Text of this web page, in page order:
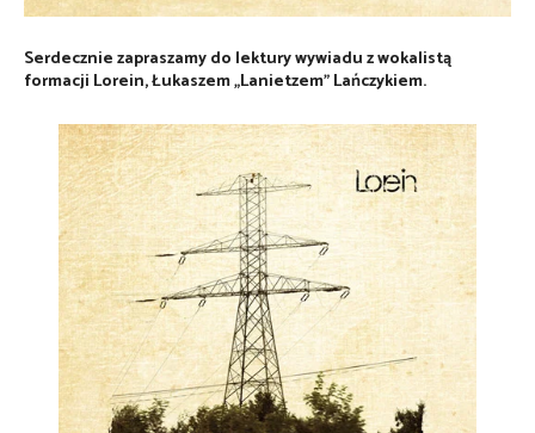
Serdecznie zapraszamy do lektury wywiadu z wokalistą
formacji Lorein, Łukaszem „Lanietzem” Lańczykiem.